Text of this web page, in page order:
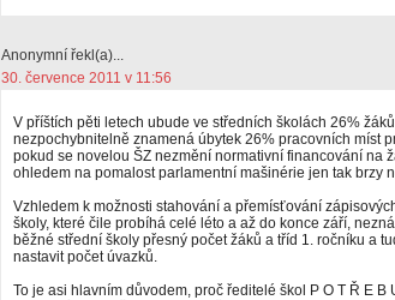
Anonymní řekl(a)...
30. července 2011 v 11:56
V příštích pěti letech ubude ve středních školách 26%
nezpochybnitelně znamená úbytek 26% pracovních míst
pokud se novelou ŠZ nezmění normativní financování na
ohledem na pomalost parlamentní mašinérie jen tak brzy
Vzhledem k možnosti stahování a přemísťování
školy, které čile probíhá celé léto a až do konce září,
běžné střední školy přesný počet žáků a tříd 1. ročníku a
nastavit počet úvazků.
To je asi hlavním důvodem, proč ředitelé škol P O T Ř E B